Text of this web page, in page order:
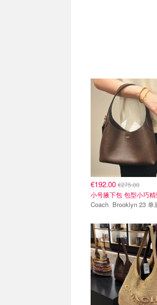
€192.00 €275.00
小号腋下包 包型小巧
Coach Brooklyn 23